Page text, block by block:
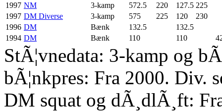
1997 NM 3-kamp 572.5 220 127.5 225
1997 DM Diverse 3-kamp 575 225 120
230
1996 DM Bænk 132.5
132.5
1994 DM Bænk 110 110
StÃ¦vnedata: 3-kamp og
bÃ¦nkpres: Fra 2000. Div.
DM squat og dÃ¸dlÃ¸ft: